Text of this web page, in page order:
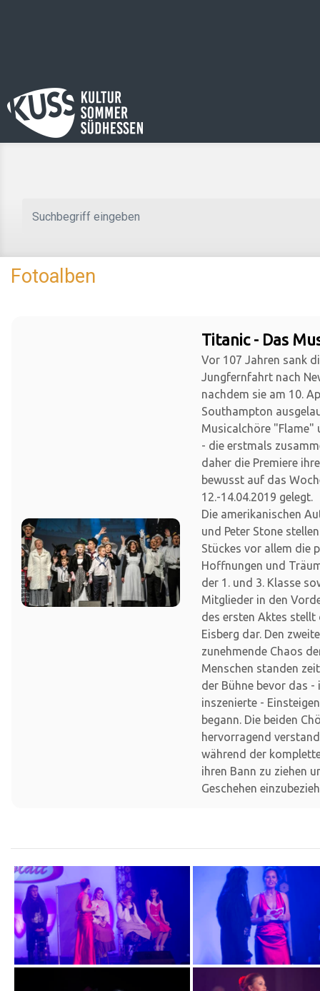
Fotoalben
Titanic - Das
Vor 107 Jahren sank
Jungfernfahrt nach
nachdem sie am 10.
Southampton
Musicalchöre "Flame"
- die erstmals
daher die Premiere
bewusst auf das
12.-14.04.2019 gelegt.
Die amerikanischen
und Peter Stone
Stückes vor allem die
Hoffnungen und
der 1. und 3. Klasse
Mitglieder in den
des ersten Aktes
Eisberg dar. Den
zunehmende Chaos
Menschen standen
der Bühne bevor das
inszenierte -
begann. Die beiden
hervorragend
während der
ihren Bann zu ziehen
Geschehen